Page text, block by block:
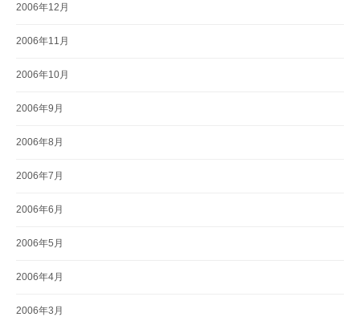
2006年12月
2006年11月
2006年10月
2006年9月
2006年8月
2006年7月
2006年6月
2006年5月
2006年4月
2006年3月